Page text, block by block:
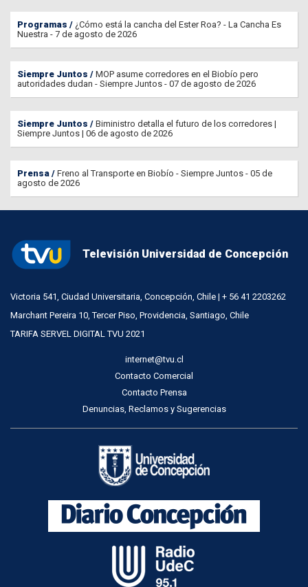
Programas
¿Cómo está la cancha del Ester Roa? - La Cancha Es
Nuestra - 7 de agosto de 2026
Siempre Juntos
MOP asume corredores en el Biobío pero
autoridades dudan - Siempre Juntos - 07 de agosto de 2026
Siempre Juntos
Biministro detalla el futuro de los corredores |
Siempre Juntos | 06 de agosto de 2026
Prensa
Freno al Transporte en Biobío - Siempre Juntos - 05 de
agosto de 2026
Televisión Universidad de Concepción
Victoria 541, Ciudad Universitaria, Concepción, Chile | + 56 41 2203262
Marchant Pereira 10, Tercer Piso, Providencia, Santiago, Chile
TARIFA SERVEL DIGITAL TVU 2021
internet@tvu.cl
Contacto Comercial
Contacto Prensa
Denuncias, Reclamos y Sugerencias